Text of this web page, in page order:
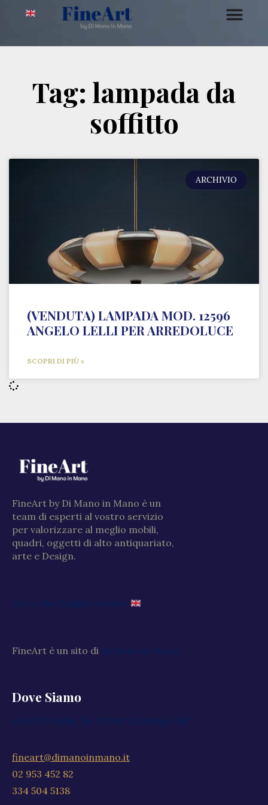
Tag: lampada da
soffitto
ARCHIVIO
(VENDUTA) LAMPADA MOD. 12596
ANGELO LELLI PER ARREDOLUCE
SCOPRI DI PIÙ »
FineArt by Di Mano in Mano è un
team di esperti al vostro servizio
per valorizzare al meglio mobili,
quadri, oggetti di alto antiquariato,
arte e Design.
Go to the English website
FineArt è un sito di Di Mano in Mano
Dove Siamo
Via XXV Aprile, 59, 20040 Cambiago MI
fineart@dimanoinmano.it
02 953 452 82
334 504 5138